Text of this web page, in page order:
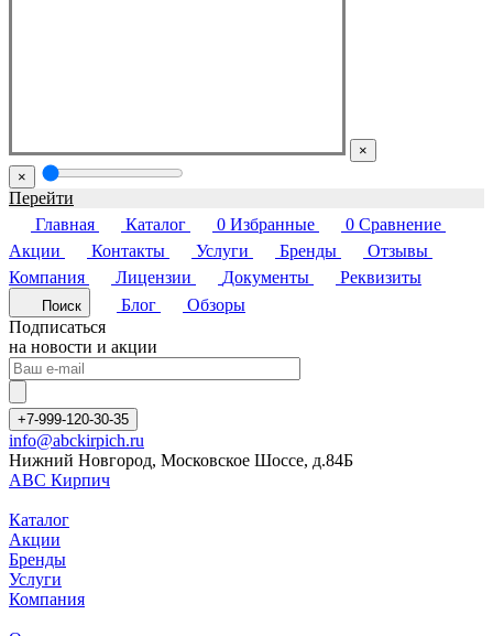
×
×
Перейти
Главная
Каталог 0 Избранные 0 Сравнение
Акции
Контакты Услуги Бренды
Отзывы
Компания
Лицензии Документы Реквизиты
Поиск Блог
Обзоры
Подписаться
на новости и акции
+7-999-120-30-35
info@abckirpich.ru
Нижний Новгород, Московское Шоссе, д.84Б
АВС Кирпич
Каталог
Акции
Бренды
Услуги
Компания